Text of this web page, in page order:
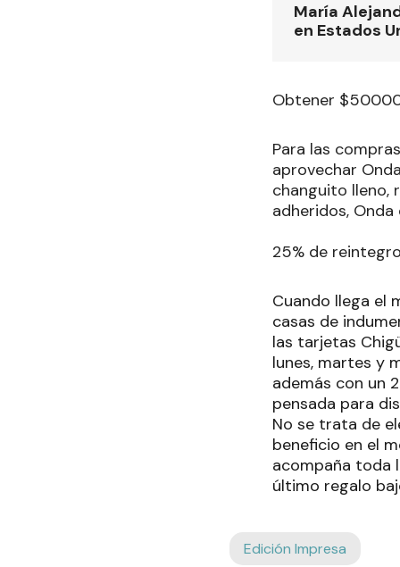
María
en Estados
Obtener
Para las
aprovechar
changuito lleno,
adheridos,
25% de
Cuando llega el
casas de
las tarjetas
lunes, martes y
además con un
pensada para
No se trata de
beneficio en el
acompaña toda
último regalo
Edición Impresa